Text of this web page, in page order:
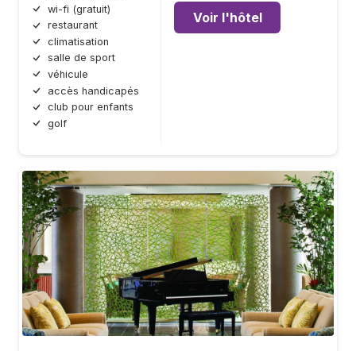
wi-fi (gratuit)
restaurant
climatisation
salle de sport
véhicule
accès handicapés
club pour enfants
golf
Voir l'hôtel